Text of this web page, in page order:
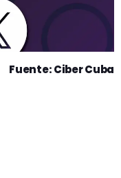
Fuente: Ciber Cuba